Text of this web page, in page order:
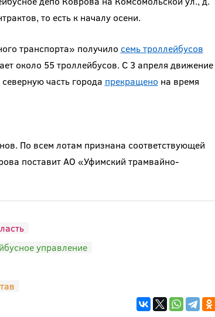
то есть к началу осени.
транспорта» получило семь троллейбусов
около 55 троллейбусов. С 3 апреля движение
часть города прекращено на время
По всем лотам признана соответствующей
поставит АО «Уфимский трамвайно-
управление